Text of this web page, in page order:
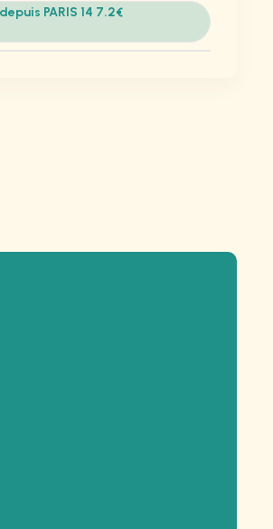
PARIS 14 7.2€